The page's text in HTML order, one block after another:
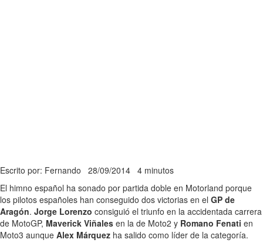
Escrito por: Fernando 28/09/2014 4 minutos
El himno español ha sonado por partida doble en Motorland porque
los pilotos españoles han conseguido dos victorias en el GP de
Aragón. Jorge Lorenzo consiguió el triunfo en la accidentada carrera
de MotoGP, Maverick Viñales en la de Moto2 y Romano Fenati en
Moto3 aunque Alex Márquez ha salido como líder de la categoría.